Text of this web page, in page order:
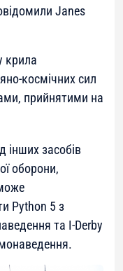
Janes
крила
космічних сил
прийнятими на
інших засобів
оборони,
Python 5з
та I-Derby